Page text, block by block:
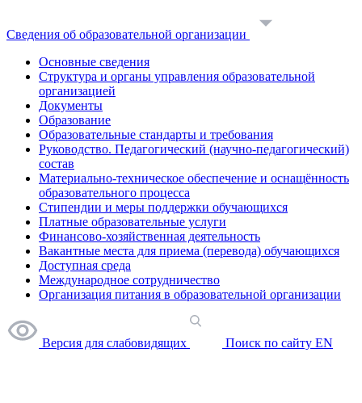
Сведения об образовательной организации
Основные сведения
Структура и органы управления образовательной
организацией
Документы
Образование
Образовательные стандарты и требования
Руководство. Педагогический (научно-педагогический)
состав
Материально-техническое обеспечение и оснащённость
образовательного процесса
Стипендии и меры поддержки обучающихся
Платные образовательные услуги
Финансово-хозяйственная деятельность
Вакантные места для приема (перевода) обучающихся
Доступная среда
Международное сотрудничество
Организация питания в образовательной организации
Версия для слабовидящих Поиск по сайту EN